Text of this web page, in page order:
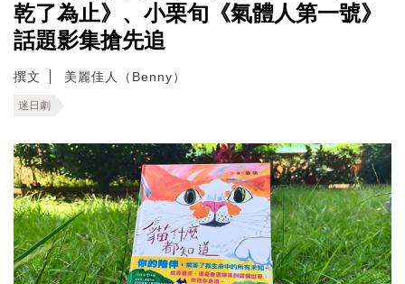
乾了為止》、小栗旬《氣體人第一號》
話題影集搶先追
撰文 美麗佳人（Benny）
迷日劇